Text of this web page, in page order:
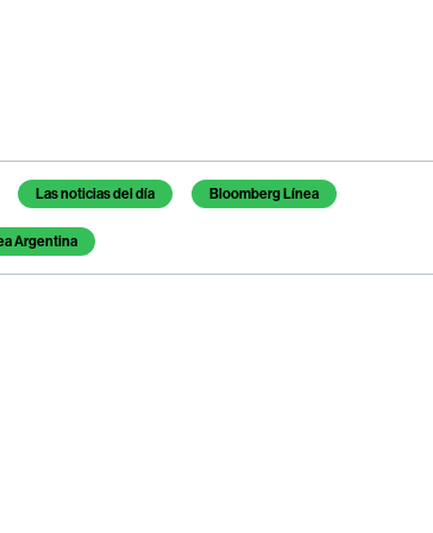
Las noticias del día Bloomberg Línea
Argentina